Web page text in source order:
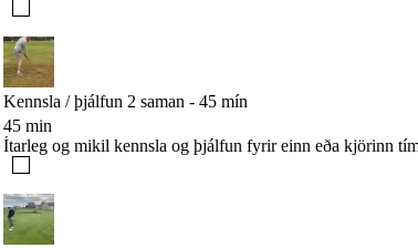
Kennsla / þjálfun 2 saman - 45 mín
45 min
Ítarleg og mikil kennsla og þjálfun fyrir einn eða kjörinn